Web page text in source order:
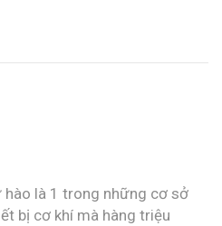
hào là 1 trong những cơ sở
bị cơ khí mà hàng triệu